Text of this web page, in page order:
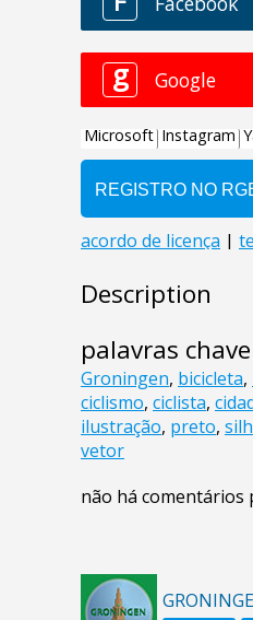
Description
palavras chave
Groningen, bicicleta,
ciclismo, ciclista,
ilustração, preto,
vetor
não há comentários